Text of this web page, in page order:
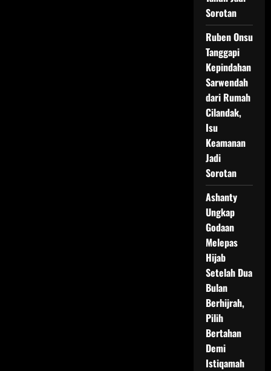
Sorotan
Ruben Onsu
Tanggapi
Kepindahan
Sarwendah
dari Rumah
Cilandak,
Isu
Keamanan
Jadi
Sorotan
Ashanty
Ungkap
Godaan
Melepas
Hijab
Setelah Dua
Bulan
Berhijrah,
Pilih
Bertahan
Demi
Istiqamah